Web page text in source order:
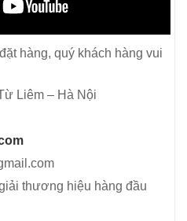
hàng, quý khách hàng vui
Liêm – Hà Nội
thương hiệu hàng đầu